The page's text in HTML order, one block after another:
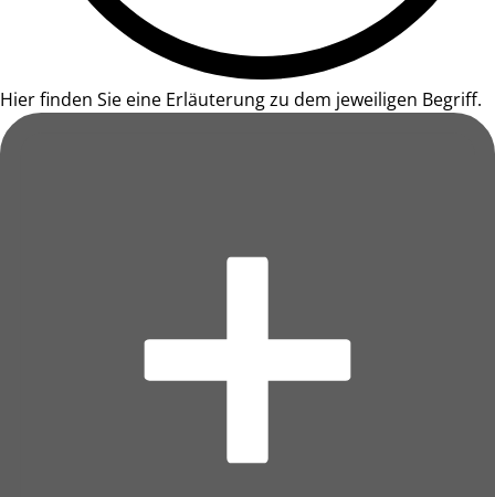
Hier finden Sie eine Erläuterung zu dem jeweiligen Begriff.